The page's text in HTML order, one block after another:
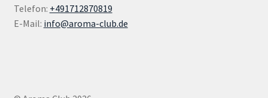
Telefon: +491712870819
E-Mail: info@aroma-club.de